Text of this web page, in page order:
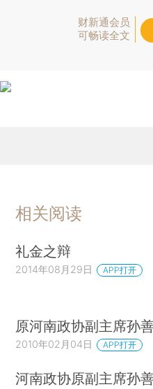
财新通会员
可畅读全文
相关阅读
礼金之辩
2014年08月29日 APP打开
原河南政协副主席孙
2010年02月04日 APP打开
河南政协原副主席孙